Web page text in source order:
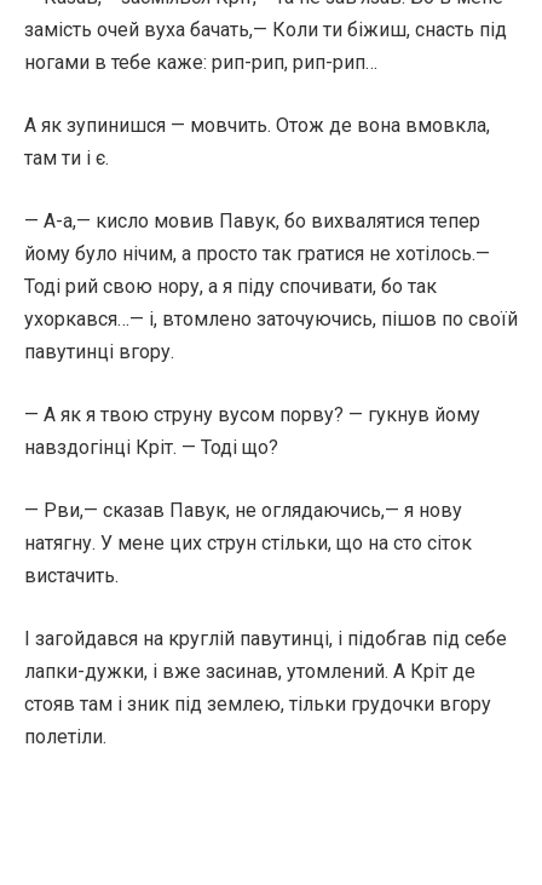
замість очей вуха бачать,— Коли ти біжиш, снасть під
ногами в тебе каже: рип-рип, рип-рип…
А як зупинишся — мовчить. Отож де вона вмовкла,
там ти і є.
— А-а,— кисло мовив Павук, бо вихвалятися тепер
йому було нічим, а просто так гратися не хотілось.—
Тоді рий свою нору, а я піду спочивати, бо так
ухоркався…— і, втомлено заточуючись, пішов по своїй
павутинці вгору.
— А як я твою струну вусом порву? — гукнув йому
навздогінці Кріт. — Тоді що?
— Рви,— сказав Павук, не оглядаючись,— я нову
натягну. У мене цих струн стільки, що на сто сіток
вистачить.
І загойдався на круглій павутинці, і підобгав під себе
лапки-дужки, і вже засинав, утомлений. А Кріт де
стояв там і зник під землею, тільки грудочки вгору
полетіли.